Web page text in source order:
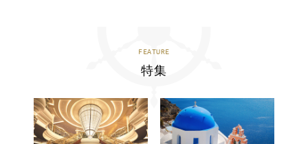
FEATURE
特集